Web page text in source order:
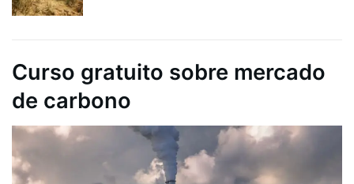
Curso gratuito sobre mercado
de carbono